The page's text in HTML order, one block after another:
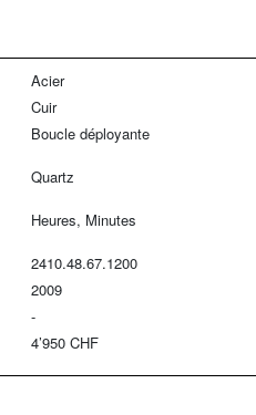
Acier
Cuir
Boucle déployante
Quartz
Heures, Minutes
2410.48.67.1200
2009
-
4’950 CHF